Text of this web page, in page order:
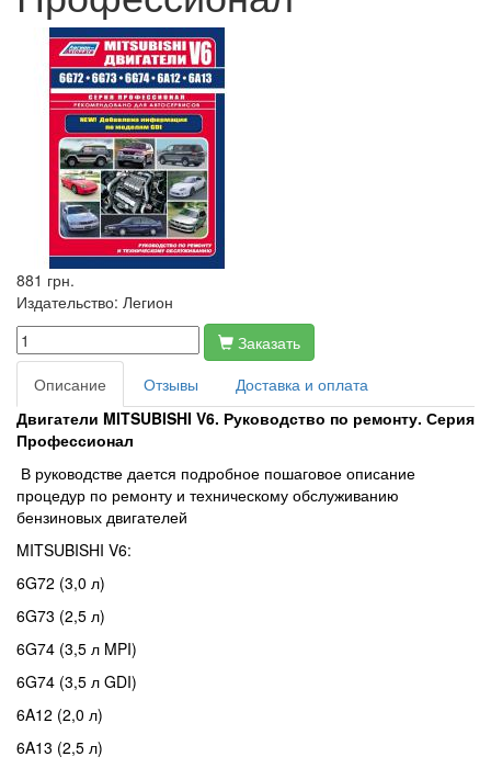
881 грн.
Издательство: Легион
Заказать
Описание
Отзывы
Доставка и оплата
Двигатели MITSUBISHI V6. Руководство по ремонту. Серия
Профессионал
В руководстве дается подробное пошаговое описание
процедур по ремонту и техническому обслуживанию
бензиновых двигателей
MITSUBISHI V6:
6G72 (3,0 л)
6G73 (2,5 л)
6G74 (3,5 л MPI)
6G74 (3,5 л GDI)
6A12 (2,0 л)
6A13 (2,5 л)